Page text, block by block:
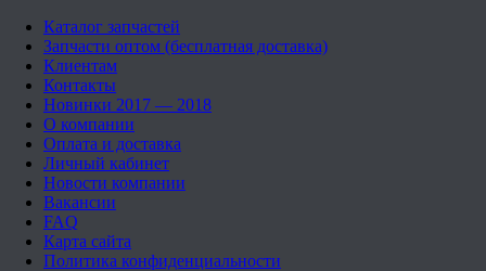
Каталог запчастей
Запчасти оптом (бесплатная доставка)
Клиентам
Контакты
Новинки 2017 — 2018
О компании
Оплата и доставка
Личный кабинет
Новости компании
Вакансии
FAQ
Карта сайта
Политика конфиденциальности